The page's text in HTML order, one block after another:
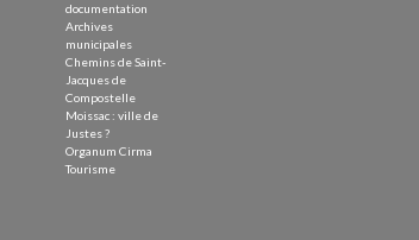
documentation
Archives
municipales
Chemins de Saint-
Jacques de
Compostelle
Moissac : ville de
Justes ?
Organum Cirma
Tourisme